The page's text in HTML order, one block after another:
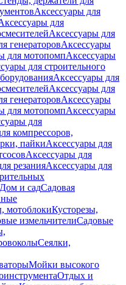
Аксессуары для
для
Аксессуары для
генераторовАксессуары
для мотопомпАксессуары
для строительного
Аксессуары для
Аксессуары для
генераторовАксессуары
для мотопомпАксессуары
для
компрессоров,
пайкиАксессуары для
Аксессуары для
резанияАксессуары для
Дом и садСадовая
мотоблокиКусторезы,
измельчителиСадовые
Сеялки,
Мойки высокого
Отдых и